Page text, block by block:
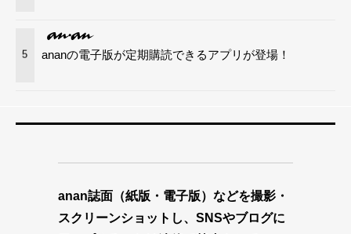
5 ananの電子版が定期購読できるアプリが登場！
anan誌面（紙版・電子版）などを撮影・
スクリーンショットし、SNSやブログに